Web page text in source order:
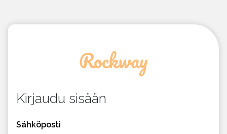
Kirjaudu sisään
Sähköposti